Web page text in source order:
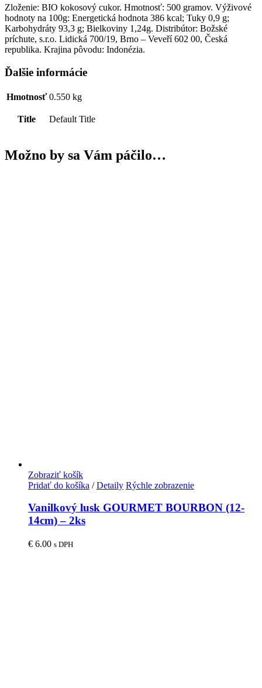
Zloženie: BIO kokosový cukor. Hmotnosť: 500 gramov. Výživové
hodnoty na 100g: Energetická hodnota 386 kcal; Tuky 0,9 g;
Karbohydráty 93,3 g; Bielkoviny 1,24g. Distribútor: Božské
príchute, s.r.o. Lidická 700/19, Brno – Veveří 602 00, Česká
republika. Krajina pôvodu: Indonézia.
Ďalšie informácie
Hmotnosť 0.550 kg
Title Default Title
Možno by sa Vám páčilo…
Zobraziť košík
Pridať do košíka / Detaily Rýchle zobrazenie
Vanilkový lusk GOURMET BOURBON (12-
14cm) – 2ks
€ 6.00 s DPH